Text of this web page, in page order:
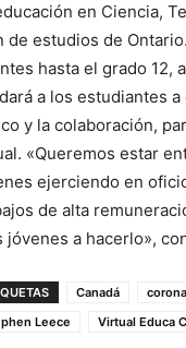
en Ciencia,
de estudios de
hasta el grado 12,
a los estudiantes
y la colaboración,
«Queremos estar
ejerciendo en
de alta
jóvenes a hacerlo»,
Canadá
Leece
Virtual Educa